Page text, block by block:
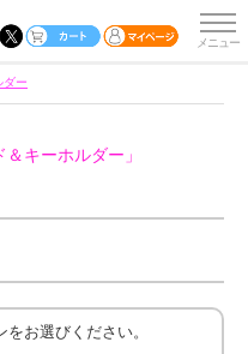
ダー
キーホルダー」
お選びください。